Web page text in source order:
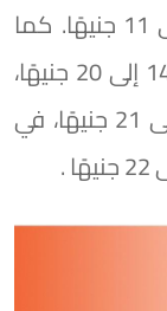
سجل سعر كيلو المانجو البلدية 7 إلى 11 جنيهًا. كما
تراوح سعر كيلو المانجو الهندي بين 14 إلى 20 جنيهًا،
ووبلغ سعر كيلو المانجو جولك 17 إلى 21 جنيهًا، في